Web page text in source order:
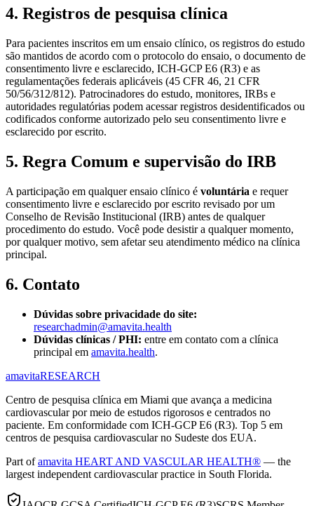
4. Registros de pesquisa clínica
Para pacientes inscritos em um ensaio clínico, os registros do estudo
são mantidos de acordo com o protocolo do ensaio, o documento de
consentimento livre e esclarecido, ICH-GCP E6 (R3) e as
regulamentações federais aplicáveis (45 CFR 46, 21 CFR
50/56/312/812). Patrocinadores do estudo, monitores, IRBs e
autoridades regulatórias podem acessar registros desidentificados ou
codificados conforme autorizado pelo seu consentimento livre e
esclarecido por escrito.
5. Regra Comum e supervisão do IRB
A participação em qualquer ensaio clínico é voluntária e requer
consentimento livre e esclarecido por escrito revisado por um
Conselho de Revisão Institucional (IRB) antes de qualquer
procedimento do estudo. Você pode desistir a qualquer momento,
por qualquer motivo, sem afetar seu atendimento médico na clínica
principal.
6. Contato
Dúvidas sobre privacidade do site:
researchadmin@amavita.health
Dúvidas clínicas / PHI: entre em contato com a clínica
principal em amavita.health.
amavitaRESEARCH
Centro de pesquisa clínica em Miami que avança a medicina
cardiovascular por meio de estudos rigorosos e centrados no
paciente. Em conformidade com ICH-GCP E6 (R3). Top 5 em
centros de pesquisa cardiovascular no Sudeste dos EUA.
Part of amavita HEART AND VASCULAR HEALTH® — the
largest independent cardiovascular practice in South Florida.